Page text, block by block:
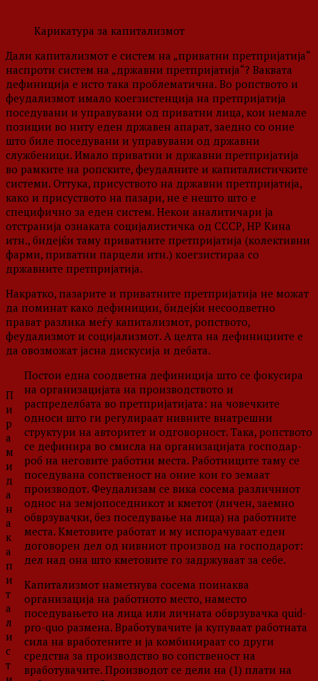
Карикатура за капитализмот
Дали капитализмот е систем на „приватни претпријатија“
наспроти систем на „државни претпријатија“? Ваквата
дефиниција е исто така проблематична. Во ропството и
феудализмот имало коегзистенција на претпријатија
поседувани и управувани од приватни лица, кои немале
позиции во ниту еден државен апарат, заедно со оние
што биле поседувани и управувани од државни
службеници. Имало приватни и државни претпријатија
во рамките на ропските, феудалните и капиталистичките
системи. Оттука, присуството на државни претпријатија,
како и присуството на пазари, не е нешто што е
специфично за еден систем. Некои аналитичари ја
отстранија ознаката социјалистичка од СССР, НР Кина
итн., бидејќи таму приватните претпријатија (колективни
фарми, приватни парцели итн.) коегзистираа со
државните претпријатија.
Накратко, пазарите и приватните претпријатија не можат
да поминат како дефиниции, бидејќи несоодветно
прават разлика меѓу капитализмот, ропството,
феудализмот и социјализмот. А целта на дефинициите е
да овозможат јасна дискусија и дебата.
П
и
р
а
м
и
д
а
н
а
к
а
п
и
т
а
л
и
с
т
Постои една соодветна дефиниција што се фокусира
на организацијата на производството и
распределбата во претпријатијата: на човечките
односи што ги регулираат нивните внатрешни
структури на авторитет и одговорност. Така, ропството
се дефинира во смисла на организацијата господар-
роб на неговите работни места. Работниците таму се
поседувана сопственост на оние кои го земаат
производот. Феудализам се вика сосема различниот
однос на земјопоседникот и кметот (личен, заемно
обврзувачки, без поседување на лица) на работните
места. Кметовите работат и му испорачуваат еден
договорен дел од нивниот производ на господарот:
дел над она што кметовите го задржуваат за себе.
Капитализмот наметнува сосема поинаква
организација на работното место, наместо
поседувањето на лица или личната обврзувачка quid-
pro-quo размена. Вработувачите ја купуваат работната
сила на вработените и ја комбинираат со други
средства за производство во сопственост на
вработувачите. Производот се дели на (1) плати на